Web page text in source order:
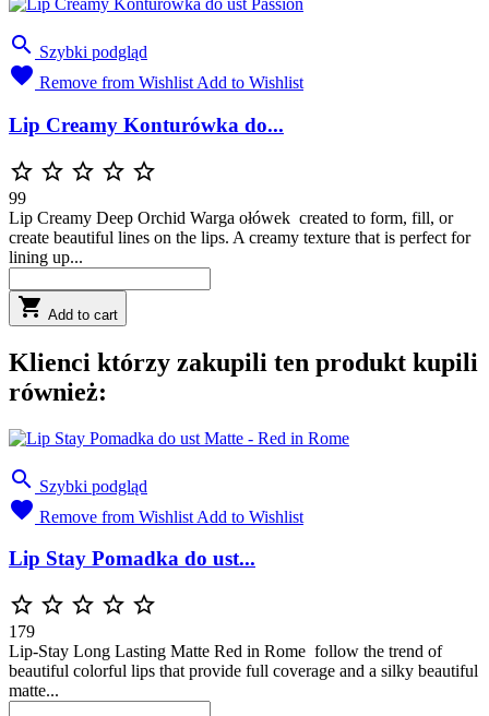
 Szybki podgląd
 Remove from Wishlist Add to Wishlist
Lip Creamy Konturówka do...
    
99
Lip Creamy Deep Orchid Warga ołówek created to form, fill, or
create beautiful lines on the lips. A creamy texture that is perfect for
lining up...
 Add to cart
Klienci którzy zakupili ten produkt kupili
również:
 Szybki podgląd
 Remove from Wishlist Add to Wishlist
Lip Stay Pomadka do ust...
    
179
Lip-Stay Long Lasting Matte Red in Rome follow the trend of
beautiful colorful lips that provide full coverage and a silky beautiful
matte...